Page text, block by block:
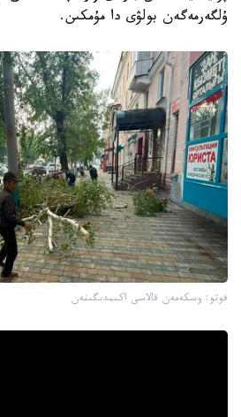
ۇلگەرمەگەن بولۋى دا مۇمكىن.
فوتو: وسكەمەن قالاسى اكىمدىگىنەن